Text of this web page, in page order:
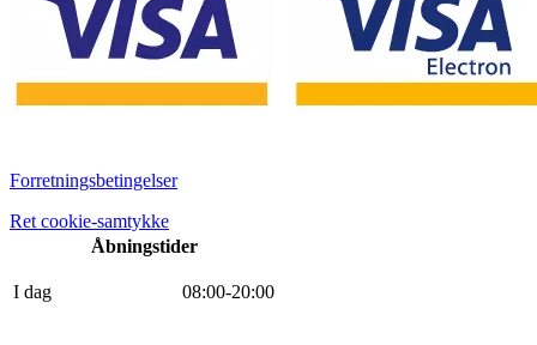
Forretningsbetingelser
Ret cookie-samtykke
Åbningstider
I dag 08:00-20:00